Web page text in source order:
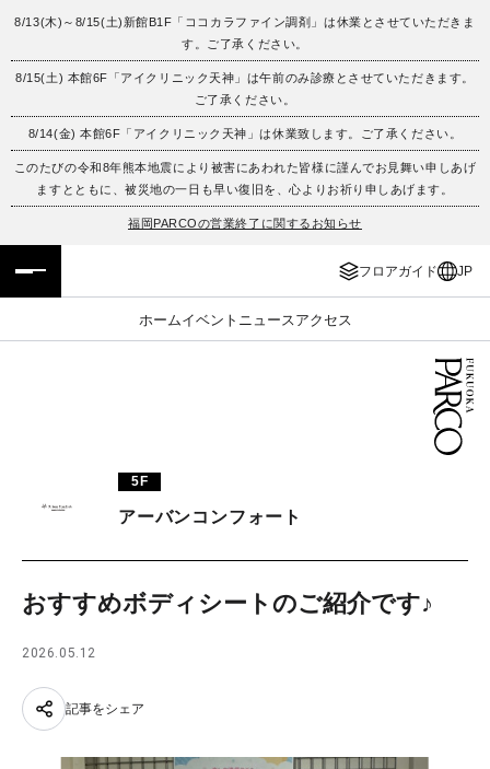
8/13(木)～8/15(土)新館B1F「ココカラファイン調剤」は休業とさせていただきま
す。ご了承ください。
8/15(土) 本館6F「アイクリニック天神」は午前のみ診療とさせていただきます。
ご了承ください。
8/14(金) 本館6F「アイクリニック天神」は休業致します。ご了承ください。
このたびの令和8年熊本地震により被害にあわれた皆様に謹んでお見舞い申しあげ
ますとともに、被災地の一日も早い復旧を、心よりお祈り申しあげます。
福岡PARCOの営業終了に関するお知らせ
フロアガイド JP
ホームイベント ニュース アクセス
フロアガイド
施設案内・アクセス
イベント・ポップアップ
レストラン・カフェ
ENGLISH
繁体字
簡体字
ภาษาไทย
5F
アーバンコンフォート
おすすめボディシートのご紹介です♪
2026.05.12
記事をシェア